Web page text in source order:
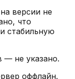
версии не
, что
стабильную
— не указано.
оффлайн.